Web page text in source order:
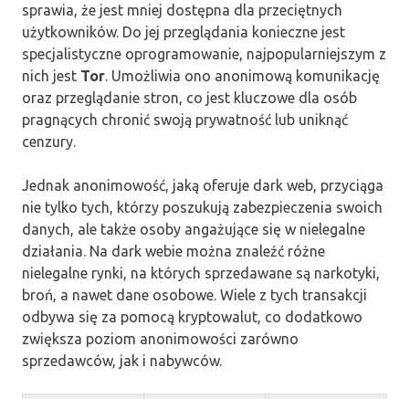
sprawia, że jest mniej dostępna dla przeciętnych
użytkowników. Do jej przeglądania konieczne jest
specjalistyczne oprogramowanie, najpopularniejszym z
nich jest Tor . Umożliwia ono anonimową komunikację
oraz przeglądanie stron, co jest kluczowe dla osób
pragnących chronić swoją prywatność lub uniknąć
cenzury.
Jednak anonimowość, jaką oferuje dark web, przyciąga
nie tylko tych, którzy poszukują zabezpieczenia swoich
danych, ale także osoby angażujące się w nielegalne
działania. Na dark webie można znaleźć różne
nielegalne rynki, na których sprzedawane są narkotyki,
broń, a nawet dane osobowe. Wiele z tych transakcji
odbywa się za pomocą kryptowalut, co dodatkowo
zwiększa poziom anonimowości zarówno
sprzedawców, jak i nabywców.